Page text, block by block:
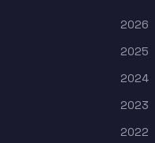
2026
2025
2024
2023
2022